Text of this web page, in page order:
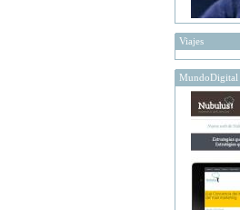
Viajes
MundoDigital